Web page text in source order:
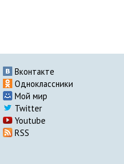
Вконтакте
Одноклассники
Мой мир
Twitter
Youtube
RSS